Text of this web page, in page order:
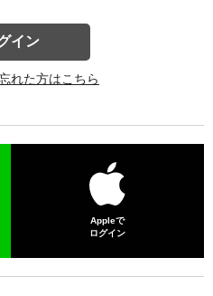
イン
れた方はこちら
Appleで
ログイン